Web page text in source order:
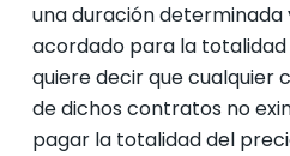
una duración determinada
acordado para la
quiere decir que cualquier
de dichos contratos no
pagar la totalidad del